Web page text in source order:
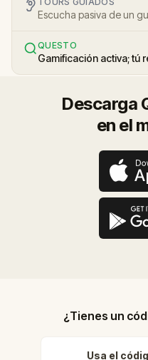
Escucha pasiva de un
QUESTO
Gamificación activa; tú
Descarga
en el
¿Tienes un
Usa el